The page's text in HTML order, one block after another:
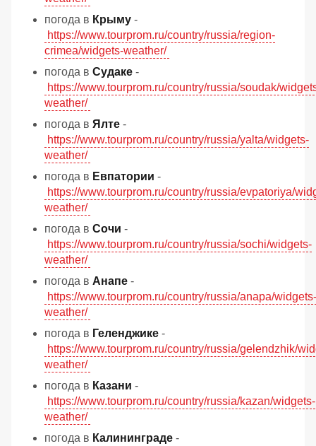
погода в Крыму -
https://www.tourprom.ru/country/russia/region-
crimea/widgets-weather/
погода в Судаке -
https://www.tourprom.ru/country/russia/soudak/
weather/
погода в Ялте -
https://www.tourprom.ru/country/russia/yalta/widgets-
weather/
погода в Евпатории -
https://www.tourprom.ru/country/russia/evpatoriya/
weather/
погода в Сочи -
https://www.tourprom.ru/country/russia/sochi/widgets-
weather/
погода в Анапе -
https://www.tourprom.ru/country/russia/anapa/widgets-
weather/
погода в Геленджике -
https://www.tourprom.ru/country/russia/gelendzhik/
weather/
погода в Казани -
https://www.tourprom.ru/country/russia/kazan/widgets-
weather/
погода в Калининграде -